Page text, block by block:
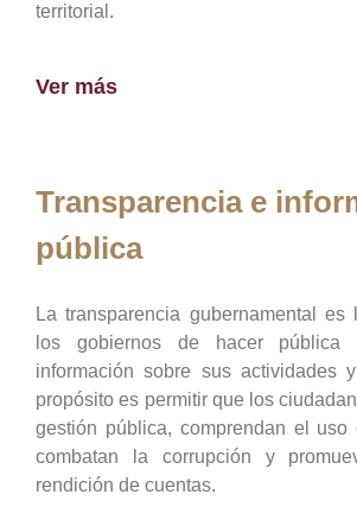
territorial.
Ver más
Transparencia e
pública
La transparencia gubernamental
los gobiernos de hacer
información sobre sus actividades
propósito es permitir que los
gestión pública, comprendan el uso
combatan la corrupción y
rendición de cuentas.